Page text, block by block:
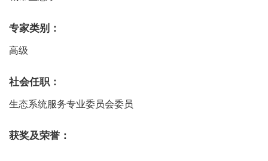
专家类别：
高级
社会任职：
生态系统服务专业委员会委员
获奖及荣誉：